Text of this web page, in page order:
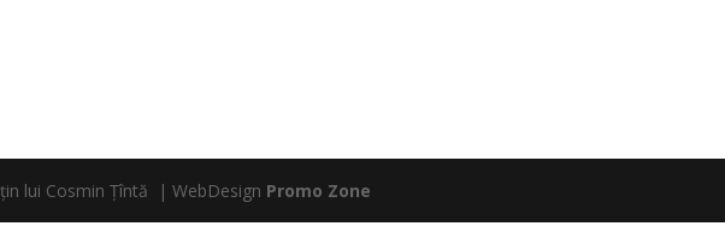
lui Cosmin Țîntă | WebDesign Promo Zone